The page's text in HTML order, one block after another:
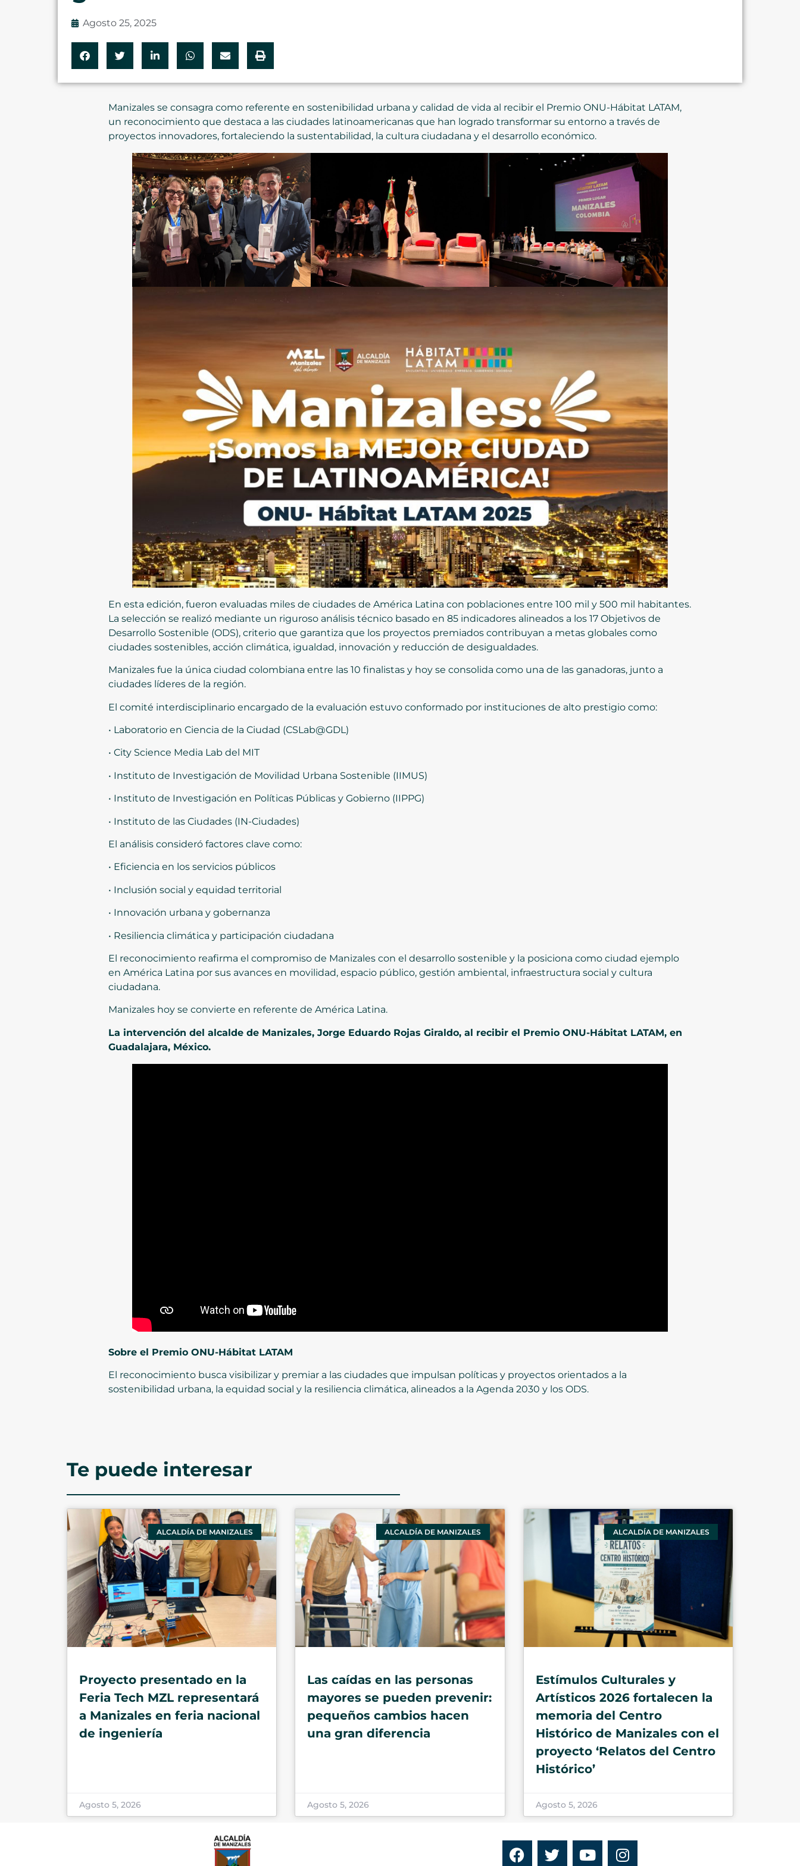
Agosto 25, 2025
Manizales se consagra como referente en sostenibilidad urbana y calidad de vida al recibir el Premio ONU-Hábitat LATAM,
un reconocimiento que destaca a las ciudades latinoamericanas que han logrado transformar su entorno a través de
proyectos innovadores, fortaleciendo la sustentabilidad, la cultura ciudadana y el desarrollo económico.
En esta edición, fueron evaluadas miles de ciudades de América Latina con poblaciones entre 100 mil y 500 mil habitantes.
La selección se realizó mediante un riguroso análisis técnico basado en 85 indicadores alineados a los 17 Objetivos de
Desarrollo Sostenible (ODS), criterio que garantiza que los proyectos premiados contribuyan a metas globales como
ciudades sostenibles, acción climática, igualdad, innovación y reducción de desigualdades.
Manizales fue la única ciudad colombiana entre las 10 finalistas y hoy se consolida como una de las ganadoras, junto a
ciudades líderes de la región.
El comité interdisciplinario encargado de la evaluación estuvo conformado por instituciones de alto prestigio como:
• Laboratorio en Ciencia de la Ciudad (CSLab@GDL)
• City Science Media Lab del MIT
• Instituto de Investigación de Movilidad Urbana Sostenible (IIMUS)
• Instituto de Investigación en Políticas Públicas y Gobierno (IIPPG)
• Instituto de las Ciudades (IN-Ciudades)
El análisis consideró factores clave como:
• Eficiencia en los servicios públicos
• Inclusión social y equidad territorial
• Innovación urbana y gobernanza
• Resiliencia climática y participación ciudadana
El reconocimiento reafirma el compromiso de Manizales con el desarrollo sostenible y la posiciona como ciudad ejemplo
en América Latina por sus avances en movilidad, espacio público, gestión ambiental, infraestructura social y cultura
ciudadana.
Manizales hoy se convierte en referente de América Latina.
La intervención del alcalde de Manizales, Jorge Eduardo Rojas Giraldo, al recibir el Premio ONU-Hábitat LATAM, en
Guadalajara, México.
Sobre el Premio ONU-Hábitat LATAM
El reconocimiento busca visibilizar y premiar a las ciudades que impulsan políticas y proyectos orientados a la
sostenibilidad urbana, la equidad social y la resiliencia climática, alineados a la Agenda 2030 y los ODS.
Te puede interesar
ALCALDÍA DE MANIZALES
Proyecto presentado en la
Feria Tech MZL representará
a Manizales en feria nacional
de ingeniería
Agosto 5, 2026
ALCALDÍA DE MANIZALES
Las caídas en las personas
mayores se pueden prevenir:
pequeños cambios hacen
una gran diferencia
Agosto 5, 2026
ALCALDÍA DE MANIZALES
Estímulos Culturales y
Artísticos 2026 fortalecen la
memoria del Centro
Histórico de Manizales con el
proyecto ‘Relatos del Centro
Histórico’
Agosto 5, 2026